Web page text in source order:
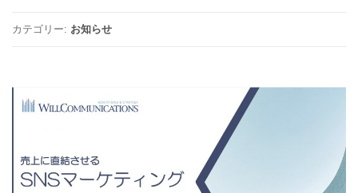
カテゴリー: お知らせ